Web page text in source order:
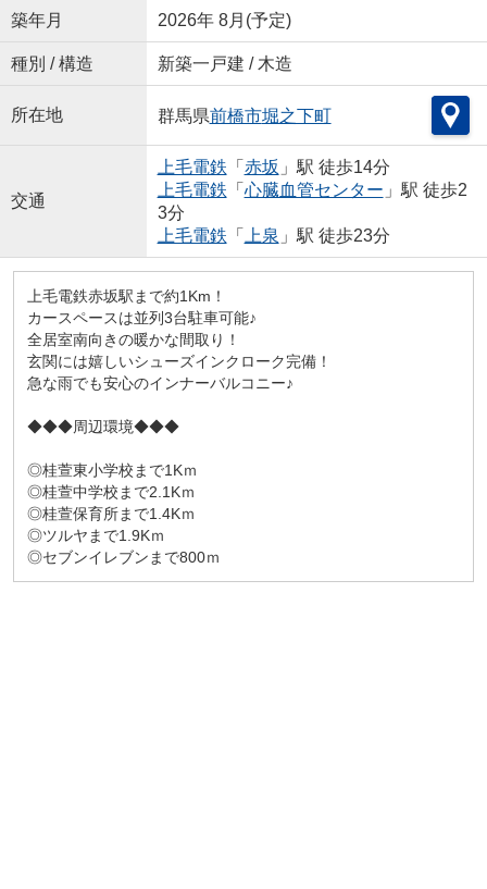
築年月 2026年 8月(予定)
種別 / 構造 新築一戸建 / 木造
所在地 群馬県前橋市堀之下町
交通
上毛電鉄 「 赤坂 」駅 徒歩14分
上毛電鉄 「 心臓血管センター 」駅 徒歩2
3分
上毛電鉄 「 上泉 」駅 徒歩23分
上毛電鉄赤坂駅まで約1Km！
カースペースは並列3台駐車可能♪
全居室南向きの暖かな間取り！
玄関には嬉しいシューズインクローク完備！
急な雨でも安心のインナーバルコニー♪
◆◆◆周辺環境◆◆◆
◎桂萱東小学校まで1Kｍ
◎桂萱中学校まで2.1Kｍ
◎桂萱保育所まで1.4Kｍ
◎ツルヤまで1.9Kｍ
◎セブンイレブンまで800ｍ